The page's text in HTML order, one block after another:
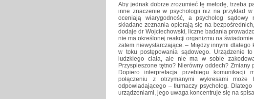
Aby jednak dobrze zrozumieć tę metodę, trzeba
inne znaczenie w psychologii niż na przykład
oceniają wiarygodność, a psycholog sądowy
składane zeznania opierają się na
dodaje dr Wojciechowski, liczne badania
nie ma określonej reakcji organizmu na
zatem niewystarczające. – Między innymi
w toku postępowania sądowego. Urządzenie
ludzkiego ciała, ale nie ma w sobie
Przyspieszone tętno? Nierówny oddech?
Dopiero interpretacja przebiegu komunikacji
połączeniu z otrzymanymi wykresami
odpowiadającego – tłumaczy psycholog.
urządzeniami, jego uwaga koncentruje się na